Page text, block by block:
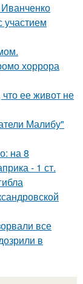
участием
хоррора
ее живот не
Малибу"
на 8
- 1 ст.
все
в